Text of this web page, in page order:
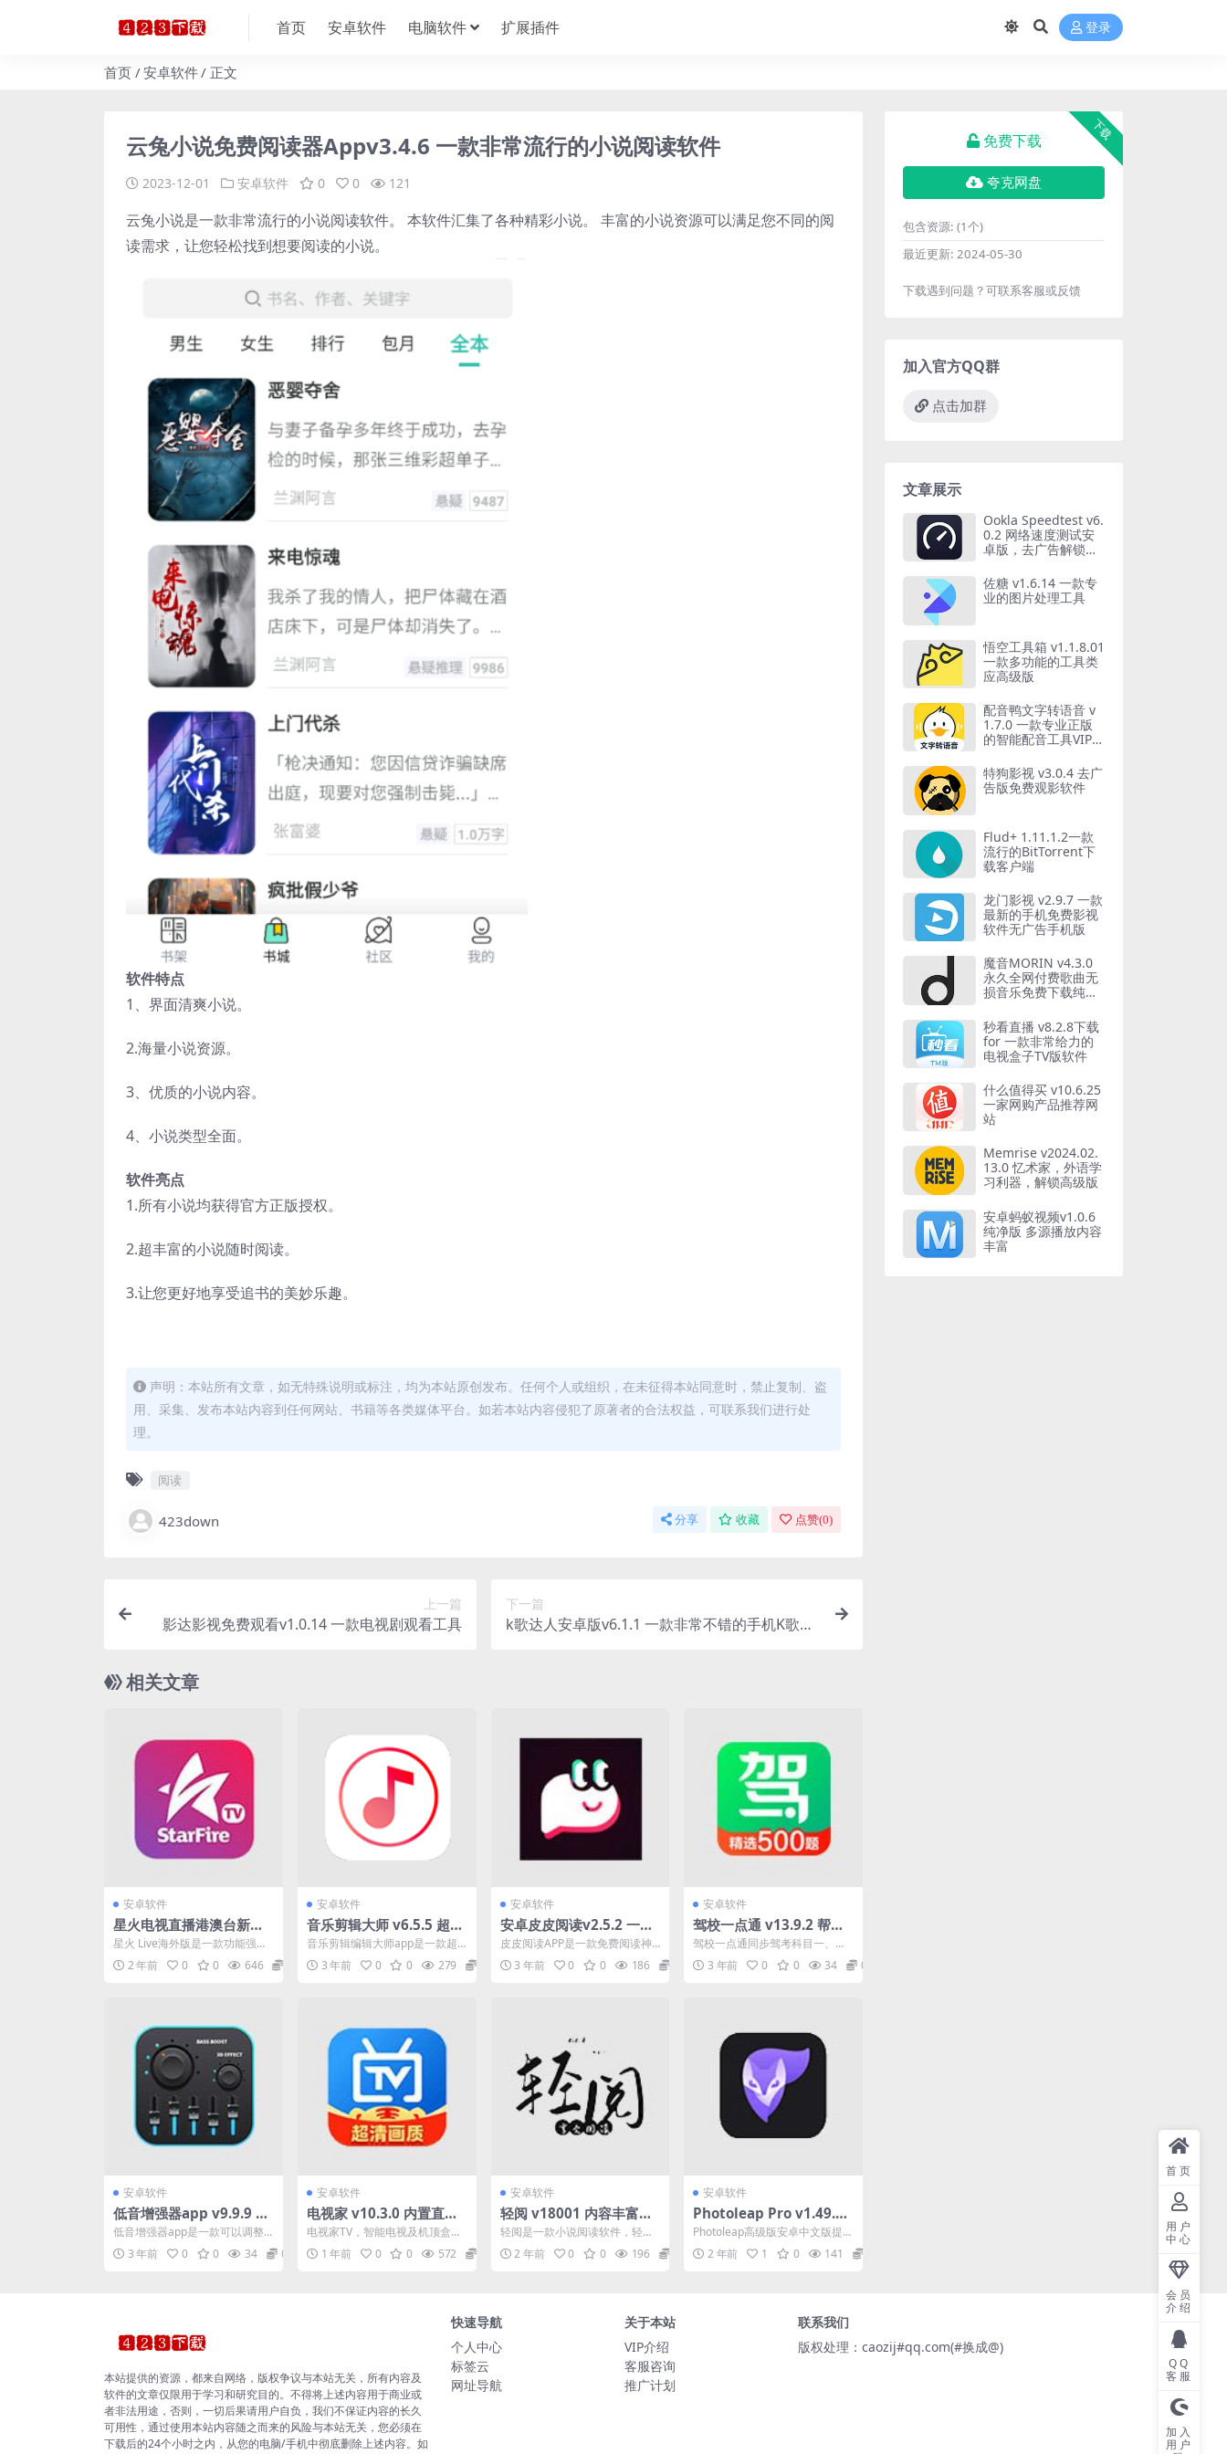
首页 安卓软件 电脑软件 扩展插件 登录
首页 安卓软件 正文
云兔小说免费阅读器Appv3.4.6 一款非常流行的小说阅读软件
2023-12-01 安卓软件 0 0 121
云兔小说是一款非常流行的小说阅读软件。 本软件汇集了各种精彩小说。 丰富的小说资源可以满足您不同的阅
读需求，让您轻松找到想要阅读的小说。
软件特点
1、界面清爽小说。
2.海量小说资源。
3、优质的小说内容。
4、小说类型全面。
软件亮点
1.所有小说均获得官方正版授权。
2.超丰富的小说随时阅读。
3.让您更好地享受追书的美妙乐趣。
声明：本站所有文章，如无特殊说明或标注，均为本站原创发布。任何个人或组织，在未征得本站同意时，禁止复制、盗
用、采集、发布本站内容到任何网站、书籍等各类媒体平台。如若本站内容侵犯了原著者的合法权益，可联系我们进行处
理。
阅读
423down 分享 收藏 点赞(0)
上一篇
影达影视免费观看v1.0.14 一款电视剧观看工具
下一篇
k歌达人安卓版v6.1.1 一款非常不错的手机K歌软
相关文章
安卓软件
星火电视直播港澳台新版v
1.0.33.1 资源丰富的直播
视频观看软件
星火 Live海外版是一款功能强
大、资源丰富的直播视频观看软
件。 本软件上的视频...
2 年前 0 0 646
安卓软件
音乐剪辑大师 v6.5.5 超棒
的音乐剪辑工具，精简去
广告版
音乐剪辑编辑大师app是一款超
棒的音乐剪辑工具。完美的快速
帮助你剪辑各种音频文件...
3 年前 0 0 279
安卓软件
安卓皮皮阅读v2.5.2 一款
免费阅读神器绿化版
皮皮阅读APP是一款免费阅读神
器，APP囊括了十分丰富的小说
资源，支持多种格式，...
3 年前 0 0 186
安卓软件
驾校一点通 v13.9.2 帮助
上亿的学员拿到驾照，手
机登录解锁会员极速版
驾校一点通同步驾考科目一、科
目四新题库，并对题库覆盖的知
识点进行了详细分类。同时...
3 年前 0 0 34 0
安卓软件
低音增强器app v9.9.9 一
款可以调整手机音频的软
件
低音增强器app是一款可以调整
手机音频的软件。 它具有均衡器
和音量调节功能，可以...
3 年前 0 0 34 0
安卓软件
电视家 v10.3.0 内置直播
源 解锁版
电视家TV，智能电视及机顶盒电
视直播APP，应用由企业开发，
拥有大量稳定高清频道...
1 年前 0 0 572
安卓软件
轻阅 v18001 内容丰富，
自带2000＋优质书源，阅
读魔改去广告纯净版
轻阅是一款小说阅读软件，轻阅
内容丰富，并且书院精选了男生
女生所喜欢的分类，轻阅内...
2 年前 0 0 196
安卓软件
Photoleap Pro v1.49.0 f
or Android AI梦境生成
器 高级版
Photoleap高级版安卓中文版提
供了快速且高效的照片编辑功
能，包括修复瑕疵、...
2 年前 1 0 141
下载
免费下载
夸克网盘
包含资源: (1个)
最近更新: 2024-05-30
下载遇到问题？可联系客服或反馈
加入官方QQ群
点击加群
文章展示
Ookla Speedtest v6.
0.2 网络速度测试安
卓版，去广告解锁专
佐糖 v1.6.14 一款专
业的图片处理工具
悟空工具箱 v1.1.8.01
一款多功能的工具类
应高级版
配音鸭文字转语音 v
1.7.0 一款专业正版
的智能配音工具VIP会
特狗影视 v3.0.4 去广
告版免费观影软件
Flud+ 1.11.1.2一款
流行的BitTorrent下
载客户端
龙门影视 v2.9.7 一款
最新的手机免费影视
软件无广告手机版
魔音MORIN v4.3.0
永久全网付费歌曲无
损音乐免费下载纯净
秒看直播 v8.2.8下载
for 一款非常给力的
电视盒子TV版软件
什么值得买 v10.6.25
一家网购产品推荐网
站
Memrise v2024.02.
13.0 忆术家，外语学
习利器，解锁高级版
安卓蚂蚁视频v1.0.6
纯净版 多源播放内容
丰富
本站提供的资源，都来自网络，版权争议与本站无关，所有内容及
软件的文章仅限用于学习和研究目的。不得将上述内容用于商业或
者非法用途，否则，一切后果请用户自负，我们不保证内容的长久
可用性，通过使用本站内容随之而来的风险与本站无关，您必须在
下载后的24个小时之内，从您的电脑/手机中彻底删除上述内容。如
快速导航
个人中心
标签云
网址导航
关于本站
VIP介绍
客服咨询
推广计划
联系我们
版权处理：caozij#qq.com(#换成@)
首页
用户
中心
会员
介绍
QQ
客服
加入
用户